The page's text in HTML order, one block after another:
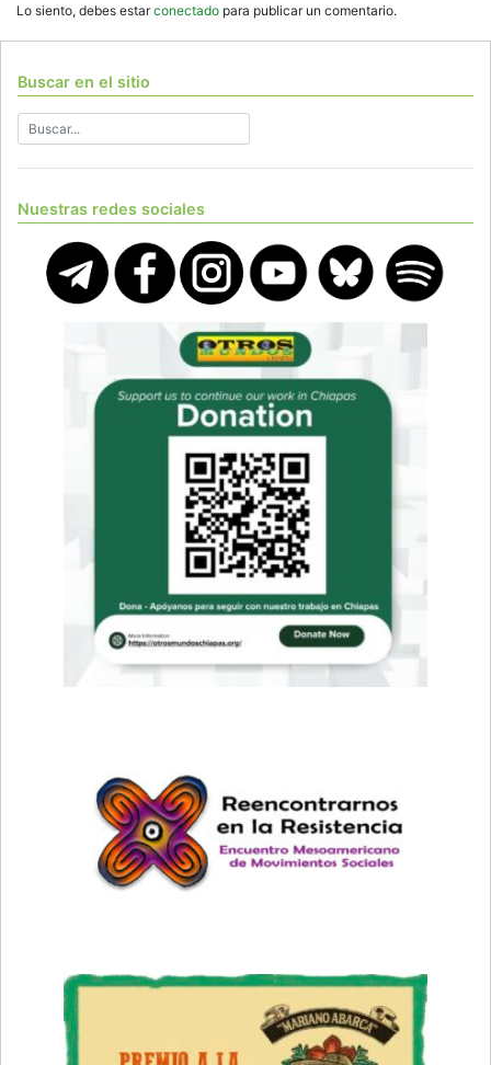
Lo siento, debes estarconectado para publicar un comentario.
Buscar en el sitio
Nuestras redes sociales